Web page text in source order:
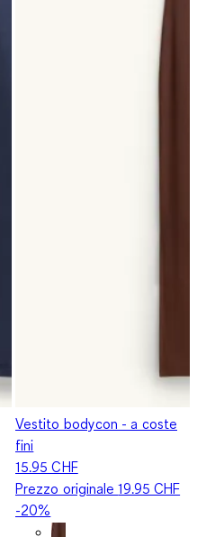
Vestito bodycon - a coste
fini
15.95 CHF
Prezzo originale19.95 CHF
-20%